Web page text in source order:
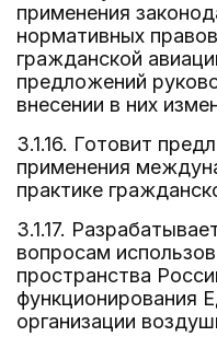
применения
нормативных
гражданской
предложений
внесении в них
3.1.16. Готовит
применения
практике
3.1.17.
вопросам
пространства
функционирования
организации